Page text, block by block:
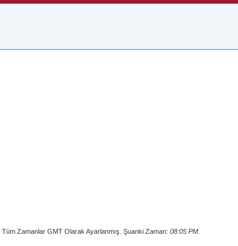
Tüm Zamanlar GMT Olarak Ayarlanmış. Şuanki Zaman: 08:05 PM.